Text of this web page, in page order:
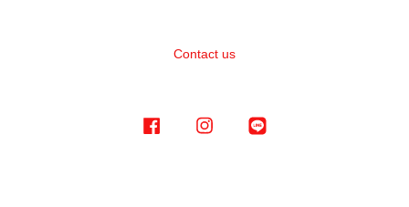
Contact us
Facebook Instagram